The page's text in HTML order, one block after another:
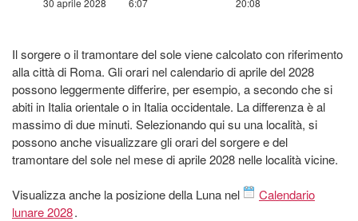
Il sorgere o il tramontare del sole viene calcolato con riferimento
alla città di Roma. Gli orari nel calendario di aprile del 2028
possono leggermente differire, per esempio, a secondo che si
abiti in Italia orientale o in Italia occidentale. La differenza è al
massimo di due minuti. Selezionando qui su una località, si
possono anche visualizzare gli orari del sorgere e del
tramontare del sole nel mese di aprile 2028 nelle località vicine.
Visualizza anche la posizione della Luna nel
Calendario
lunare 2028.